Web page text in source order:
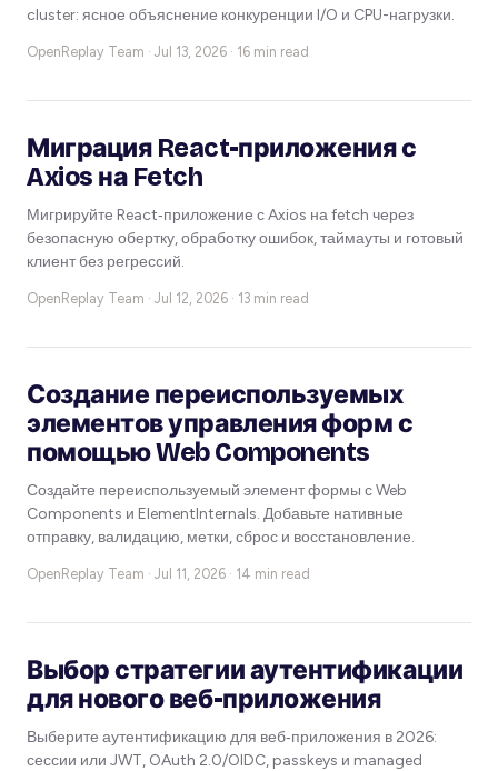
cluster: ясное объяснение конкуренции I/O и CPU-нагрузки.
OpenReplay Team · Jul 13, 2026 · 16 min read
Миграция React-приложения с
Axios на Fetch
Мигрируйте React‑приложение с Axios на fetch через
безопасную обертку, обработку ошибок, таймауты и готовый
клиент без регрессий.
OpenReplay Team · Jul 12, 2026 · 13 min read
Создание переиспользуемых
элементов управления форм с
помощью Web Components
Создайте переиспользуемый элемент формы с Web
Components и ElementInternals. Добавьте нативные
отправку, валидацию, метки, сброс и восстановление.
OpenReplay Team · Jul 11, 2026 · 14 min read
Выбор стратегии аутентификации
для нового веб-приложения
Выберите аутентификацию для веб‑приложения в 2026:
сессии или JWT, OAuth 2.0/OIDC, passkeys и managed